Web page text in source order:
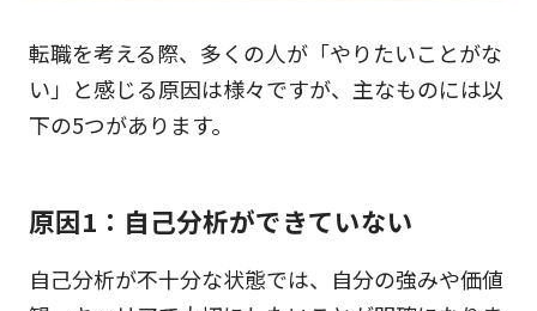
転職を考える際、多くの人が「やりたいことがな
い」と感じる原因は様々ですが、主なものには以
下の5つがあります。
原因1：自己分析ができていない
自己分析が不十分な状態では、自分の強みや価値